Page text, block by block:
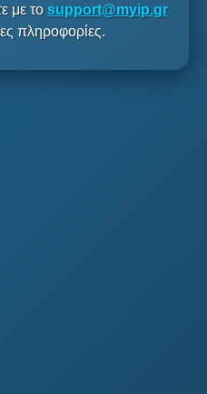
με το support@myip.gr
πληροφορίες.